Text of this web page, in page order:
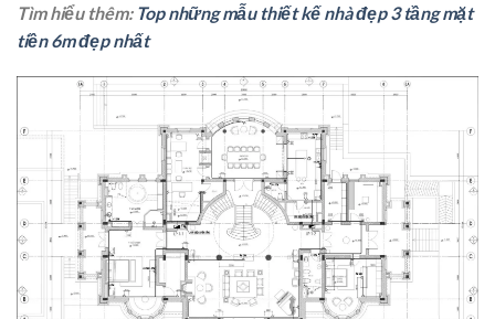
Tìm hiểu thêm: Top những mẫu thiết kế nhà đẹp 3 tầng mặt
tiền 6m đẹp nhất